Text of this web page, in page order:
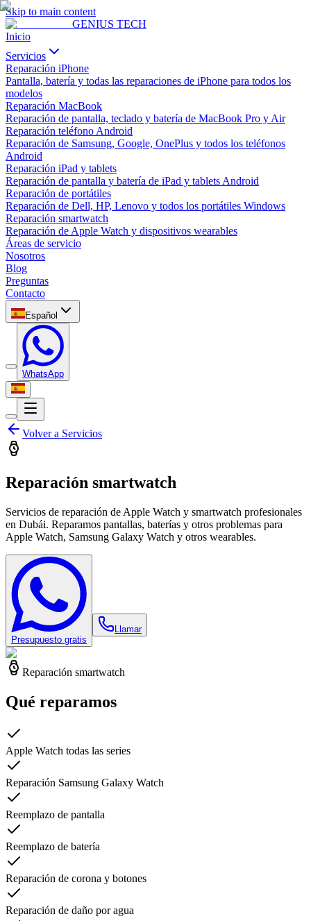
Skip to main content
GENIUS TECH
Inicio
Servicios
Reparación iPhone
Pantalla, batería y todas las reparaciones de iPhone para todos los
modelos
Reparación MacBook
Reparación de pantalla, teclado y batería de MacBook Pro y Air
Reparación teléfono Android
Reparación de Samsung, Google, OnePlus y todos los teléfonos
Android
Reparación iPad y tablets
Reparación de pantalla y batería de iPad y tablets Android
Reparación de portátiles
Reparación de Dell, HP, Lenovo y todos los portátiles Windows
Reparación smartwatch
Reparación de Apple Watch y dispositivos wearables
Áreas de servicio
Nosotros
Blog
Preguntas
Contacto
Español
WhatsApp
Volver a Servicios
Reparación smartwatch
Servicios de reparación de Apple Watch y smartwatch profesionales
en Dubái. Reparamos pantallas, baterías y otros problemas para
Apple Watch, Samsung Galaxy Watch y otros wearables.
Presupuesto gratis
Llamar
Reparación smartwatch
Qué reparamos
Apple Watch todas las series
Reparación Samsung Galaxy Watch
Reemplazo de pantalla
Reemplazo de batería
Reparación de corona y botones
Reparación de daño por agua